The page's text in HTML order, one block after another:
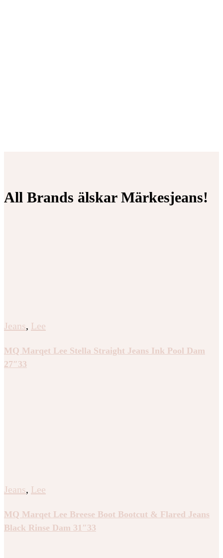
All Brands älskar Märkesjeans!
Jeans, Lee
MQ Marqet Lee Stella Straight Jeans Ink Pool Dam
27″33
Jeans, Lee
MQ Marqet Lee Breese Boot Bootcut & Flared Jeans
Black Rinse Dam 31″33